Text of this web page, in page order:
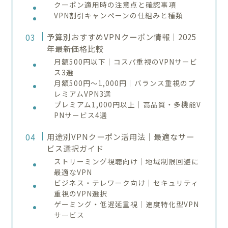
クーポン適用時の注意点と確認事項
VPN割引キャンペーンの仕組みと種類
予算別おすすめVPNクーポン情報｜2025
年最新価格比較
月額500円以下｜コスパ重視のVPNサービ
ス3選
月額500円〜1,000円｜バランス重視のプ
レミアムVPN3選
プレミアム1,000円以上｜高品質・多機能V
PNサービス4選
用途別VPNクーポン活用法｜最適なサー
ビス選択ガイド
ストリーミング視聴向け｜地域制限回避に
最適なVPN
ビジネス・テレワーク向け｜セキュリティ
重視のVPN選択
ゲーミング・低遅延重視｜速度特化型VPN
サービス